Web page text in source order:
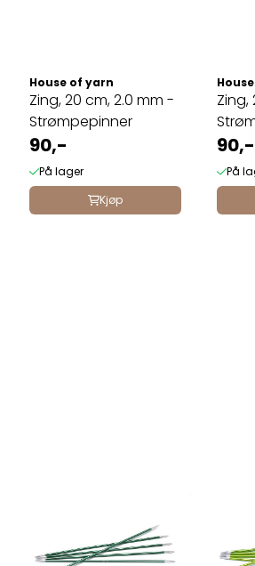
House of yarn
Zing, 20 cm, 2.0 mm -
Strømpepinner
90,-
På lager
Kjøp
Zing,
90,-
På